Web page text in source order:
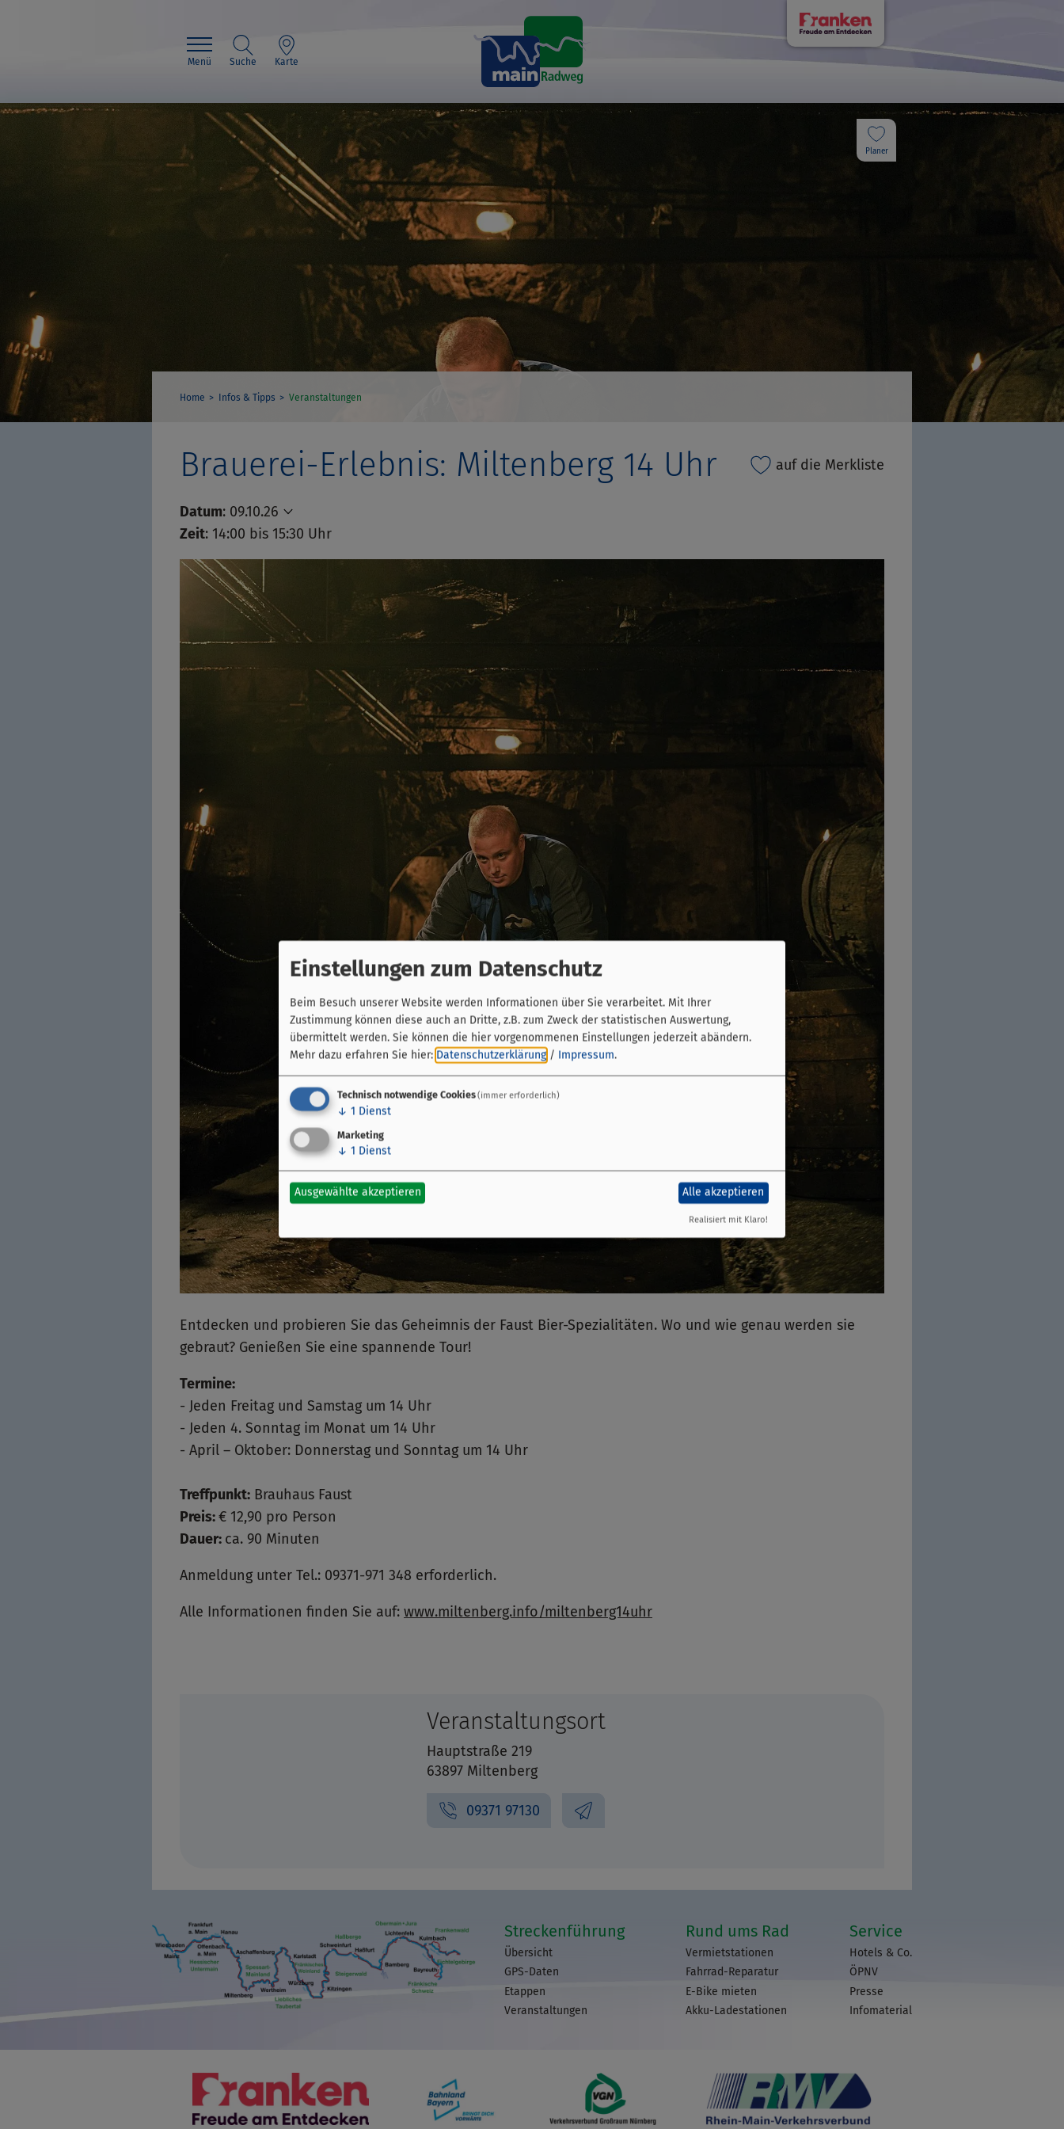
Menü Suche Karte
Planer
Home Infos & Tipps Veranstaltungen
auf die Merkliste
Brauerei-Erlebnis: Miltenberg 14 Uhr
Datum: 09.10.26
Zeit: 14:00 bis 15:30 Uhr
Entdecken und probieren Sie das Geheimnis der Faust Bier-Spezialitäten. Wo und wie genau werden sie
gebraut? Genießen Sie eine spannende Tour!
Termine:
- Jeden Freitag und Samstag um 14 Uhr
- Jeden 4. Sonntag im Monat um 14 Uhr
- April – Oktober: Donnerstag und Sonntag um 14 Uhr
Treffpunkt: Brauhaus Faust
Preis:€ 12,90 pro Person
Dauer: ca. 90 Minuten
Anmeldung unter Tel.: 09371-971 348 erforderlich.
Alle Informationen finden Sie auf: www.miltenberg.info/miltenberg14uhr
Veranstaltungsort
Hauptstraße 219
63897 Miltenberg
09371 97130
Streckenführung
Übersicht
GPS-Daten
Etappen
Veranstaltungen
Rund ums Rad
Vermietstationen
Fahrrad-Reparatur
E-Bike mieten
Akku-Ladestationen
Service
Hotels & Co.
ÖPNV
Presse
Infomaterial
Einstellungen zum Datenschutz
Beim Besuch unserer Website werden Informationen über Sie verarbeitet. Mit Ihrer
Zustimmung können diese auch an Dritte, z.B. zum Zweck der statistischen Auswertung,
übermittelt werden. Sie können die hier vorgenommenen Einstellungen jederzeit abändern.
Mehr dazu erfahren Sie hier: Datenschutzerklärung / Impressum.
Technisch notwendige Cookies(immer erforderlich)
↓ 1 Dienst
Marketing
↓ 1 Dienst
Ausgewählte akzeptieren Alle akzeptieren
Realisiert mit Klaro!